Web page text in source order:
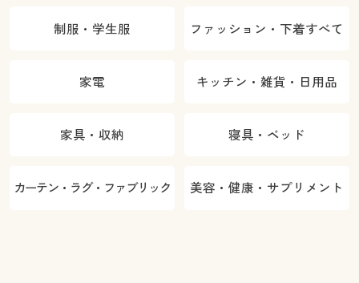
制服・学生服 ファッション・下着すべて
家電 キッチン・雑貨・日用品
家具・収納 寝具・ベッド
カーテン・ラグ・ファブリック 美容・健康・サプリメント